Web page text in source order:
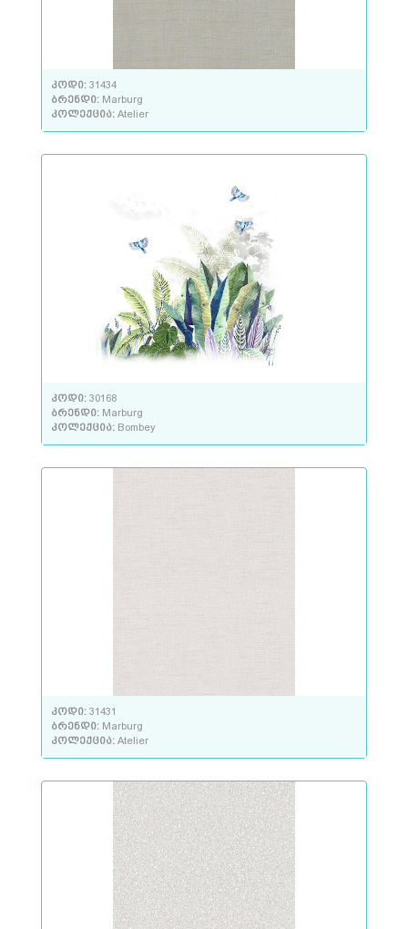
კოდი: 31434
ბრენდი: Marburg
კოლექცია: Atelier
კოდი: 30168
ბრენდი: Marburg
კოლექცია: Bombey
კოდი: 31431
ბრენდი: Marburg
კოლექცია: Atelier